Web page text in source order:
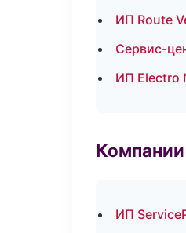
ИП Route
Сервис-
ИП Electro
ИП